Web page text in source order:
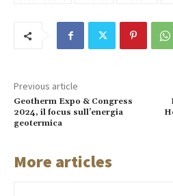
Previous article
Geotherm Expo & Congress
2024, il focus sull’energia
geotermica
More articles